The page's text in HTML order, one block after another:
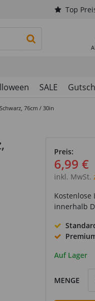
Top
PRODUKTSUCHE
SALE
76cm / 30in
Preis:
6,99 €
inkl. MwSt.
Kostenlose
innerhalb
Auf Lager
MENGE